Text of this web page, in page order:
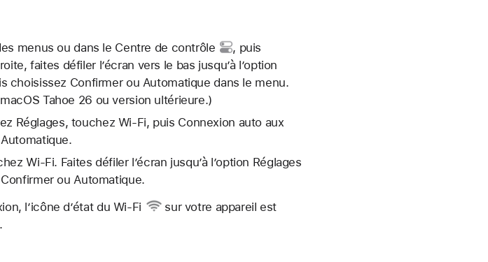
menus ou dans le Centre de contrôle
, puis
faites défiler l’écran vers le bas jusqu’à l’option
choisissez Confirmer ou Automatique dans le menu.
Tahoe 26 ou version ultérieure.)
Réglages, touchez Wi-Fi, puis Connexion auto aux
Wi-Fi. Faites défiler l’écran jusqu’à l’option Réglages
ou Automatique.
l’icône d’état du Wi-Fi
sur votre appareil est